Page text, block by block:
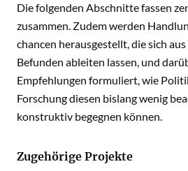
Die folgenden Abschnitte fassen
zusammen. Zudem werden
chancen herausgestellt, die sich
Befunden ableiten lassen, und
Empfehlungen formuliert, wie
Forschung diesen bislang wenig
konstruktiv begegnen können.
Zugehörige Projekte